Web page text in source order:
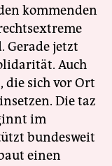
kommenden
Gerade jetzt
Auch
die sich vor Ort
Die taz
im
bundesweit
einen